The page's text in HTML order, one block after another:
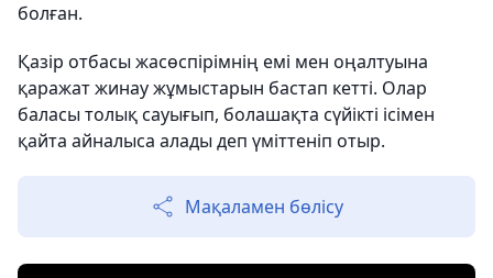
болған.
Қазір отбасы жасөспірімнің емі мен оңалтуына
қаражат жинау жұмыстарын бастап кетті. Олар
баласы толық сауығып, болашақта сүйікті ісімен
қайта айналыса алады деп үміттеніп отыр.
Мақаламен бөлісу